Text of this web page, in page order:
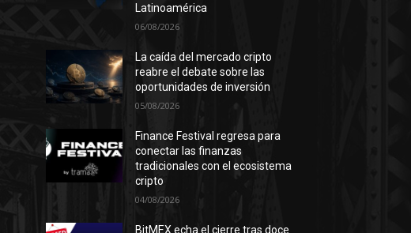
Latinoamérica
06/08/2026
La caída del mercado cripto
reabre el debate sobre las
oportunidades de inversión
05/08/2026
Finance Festival regresa para
conectar las finanzas
tradicionales con el ecosistema
cripto
04/08/2026
BitMEX echa el cierre tras doce